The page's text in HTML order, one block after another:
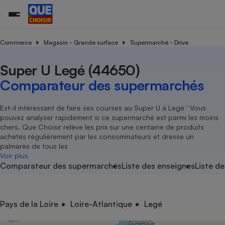
Commerce Magasin - Grande surface Supermarché - Drive
Super U Legé (44650)
Comparateur des supermarchés
Est-il intéressant de faire ses courses au Super U à Legé ’ Vous
pouvez analyser rapidement si ce supermarché est parmi les moins
chers. Que Choisir relève les prix sur une centaine de produits
achetés régulièrement par les consommateurs et dresse un
palmarès de tous les
Voir plus
Comparateur des supermarchésListe des enseignesListe
Pays de la Loire Loire-Atlantique Legé
Nutrition
Assurance auto
Magasin - Grande surface
Méthode de vente -
Organismes de défense
Système judiciairegratuit
Déchet
Achat - Vente - Travaux
Location
Sport
électrique
Démarche administrative
Senior
Service marchand
Train
Transport aérien
Toutes les actualités
Enquêtes
Guides d'achat
Conseils
Brèves
Tous les services
Soumettre un litige
Lettres types
Rencontrer une association locale
Tous nos combats
Nos actions
Nos grandes victoires
Les billets de la présidente
Nos associations locales
Nous rejoindre
En savoir plus sur Que Choisir Ensemble
?
L’association
Nos missions
Notre méthodologie
Notre financement
Nos partenaires
Nous rejoindre